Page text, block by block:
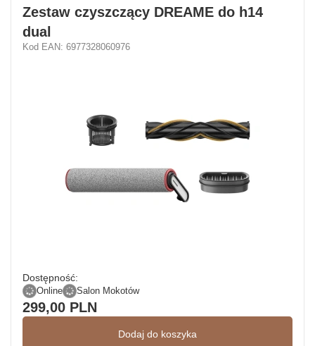
Zestaw czyszczący DREAME do h14
dual
Kod EAN: 6977328060976
Dostępność:
Online Salon Mokotów
299,00 PLN
Dodaj do koszyka